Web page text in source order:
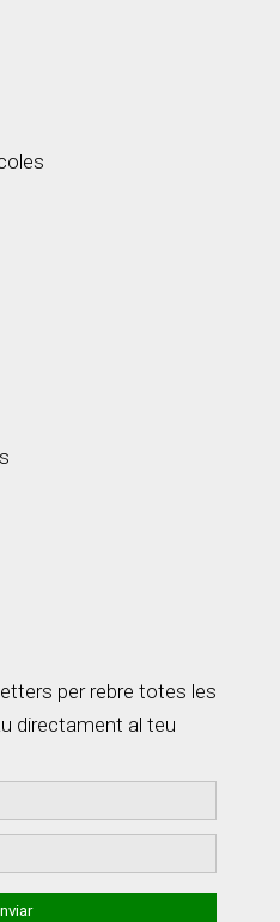
per rebre totes les
directament al teu